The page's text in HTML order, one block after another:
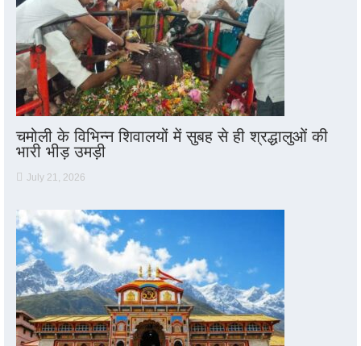
चमोली के विभिन्न शिवालयों में सुबह से ही श्रद्धालुओं की
भारी भीड़ उमड़ी
July 21, 2026